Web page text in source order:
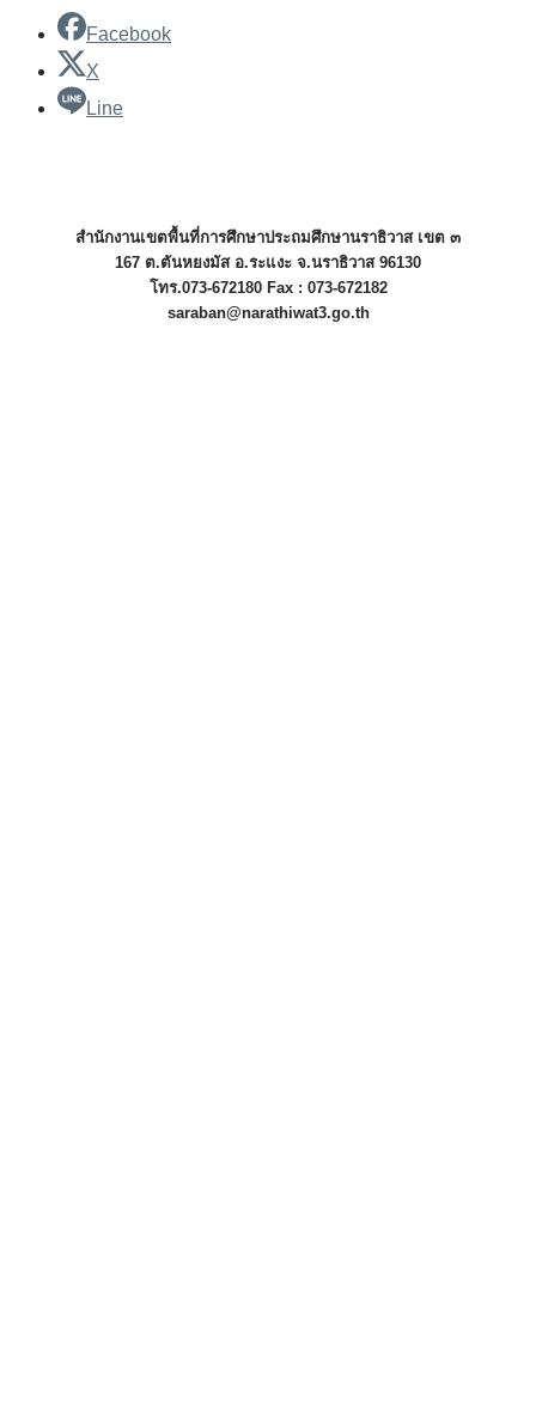
Facebook
X
Line
สำนักงานเขตพื้นที่การศึกษาประถมศึกษานราธิวาส เขต ๓
167 ต.ตันหยงมัส อ.ระแงะ จ.นราธิวาส 96130
โทร.073-672180 Fax : 073-672182
saraban@narathiwat3.go.th